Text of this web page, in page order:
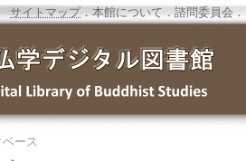
サイトマップ．本館について ．諮問委員会 ．
ース